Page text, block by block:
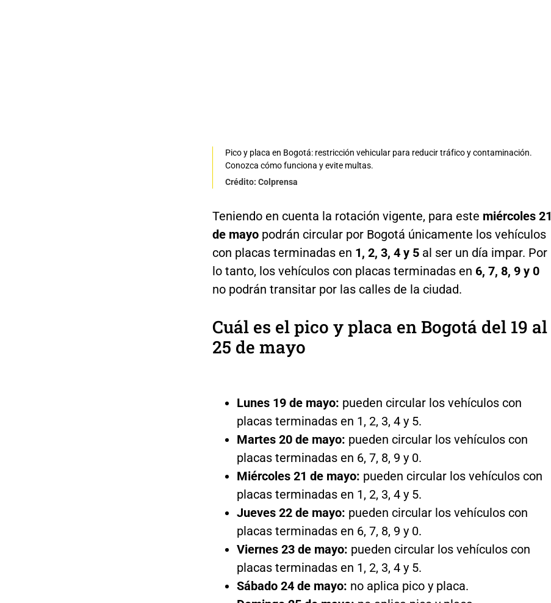
Pico y placa en Bogotá: restricción vehicular para reducir tráfico y contaminación.
Conozca cómo funciona y evite multas.
Crédito: Colprensa
Teniendo en cuenta la rotación vigente, para este miércoles 21
de mayo podrán circular por Bogotá únicamente los vehículos
con placas terminadas en 1, 2, 3, 4 y 5 al ser un día impar. Por
lo tanto, los vehículos con placas terminadas en 6, 7, 8, 9 y 0
no podrán transitar por las calles de la ciudad.
Cuál es el pico y placa en Bogotá del 19 al
25 de mayo
Lunes 19 de mayo: pueden circular los vehículos con
placas terminadas en 1, 2, 3, 4 y 5.
Martes 20 de mayo: pueden circular los vehículos con
placas terminadas en 6, 7, 8, 9 y 0.
Miércoles 21 de mayo: pueden circular los vehículos con
placas terminadas en 1, 2, 3, 4 y 5.
Jueves 22 de mayo: pueden circular los vehículos con
placas terminadas en 6, 7, 8, 9 y 0.
Viernes 23 de mayo: pueden circular los vehículos con
placas terminadas en 1, 2, 3, 4 y 5.
Sábado 24 de mayo: no aplica pico y placa.